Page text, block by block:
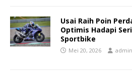
Usai Raih Poin
Optimis Hadapi
Sportbike
Mei 20, 2026 admin